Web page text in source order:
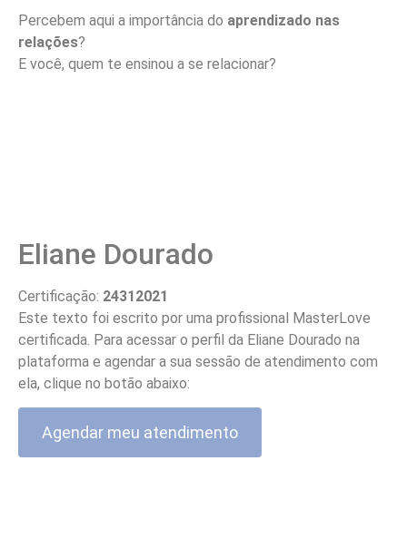
Percebem aqui a importância do aprendizado nas
relações?
E você, quem te ensinou a se relacionar?
Eliane Dourado
Certificação: 24312021
Este texto foi escrito por uma profissional MasterLove
certificada. Para acessar o perfil da Eliane Dourado na
plataforma e agendar a sua sessão de atendimento com
ela, clique no botão abaixo:
Agendar meu atendimento